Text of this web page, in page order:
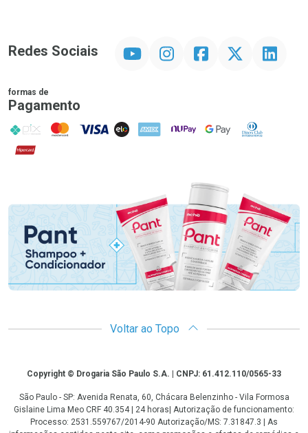
Redes Sociais InstagramFacebookTwitter Linkedin
formas de
Pagamento
PIX MasterCard
VISA ELO AMEX NuPay Google PayDiners Club
Hipercard
Voltar ao Topo
CopyrightCopyright © Drogaria São Paulo S.A. | CNPJ: 61.412.110/0565-33
São Paulo - SP: Avenida Renata, 60, Chácara Belenzinho - Vila Formosa
Gislaine Lima Meo CRF 40.354 | 24 horas| Autorização de funcionamento:
Processo: 2531.559767/2014-90 Autorização/MS: 7.31847.3 | As